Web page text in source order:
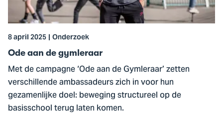
8 april 2025 Onderzoek
Ode aan de gymleraar
Met de campagne ‘Ode aan de Gymleraar’ zetten
verschillende ambassadeurs zich in voor hun
gezamenlijke doel: beweging structureel op de
basisschool terug laten komen.